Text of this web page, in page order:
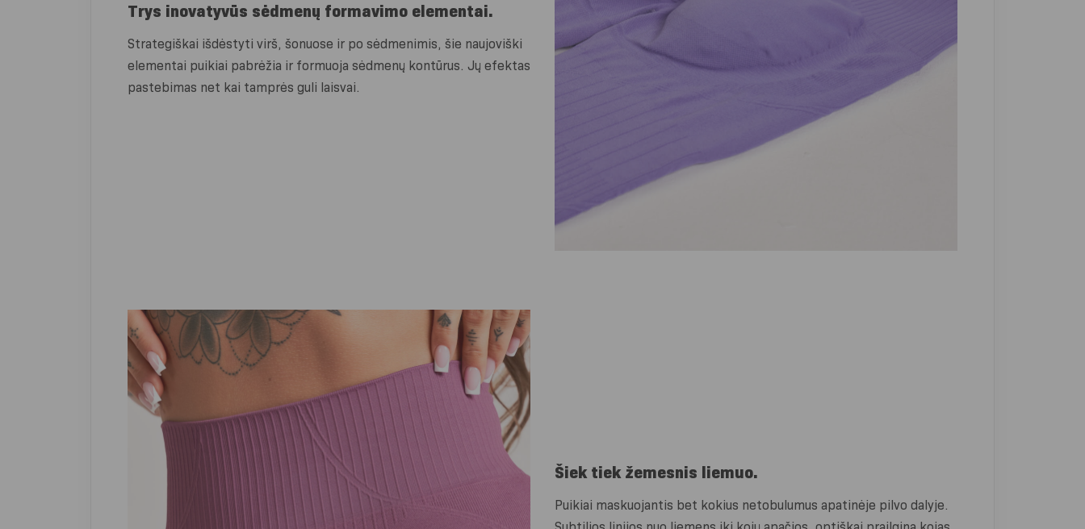
Trys inovatyvūs sėdmenų formavimo elementai.
Strategiškai išdėstyti virš, šonuose ir po sėdmenimis, šie naujoviški
elementai puikiai pabrėžia ir formuoja sėdmenų kontūrus. Jų efektas
pastebimas net kai tamprės guli laisvai.
Šiek tiek žemesnis liemuo.
Puikiai maskuojantis bet kokius netobulumus apatinėje pilvo dalyje.